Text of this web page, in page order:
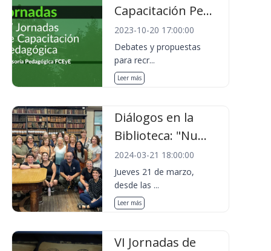
Capacitación Pe...
2023-10-20 17:00:00
Debates y propuestas
para recr...
Leer más
Diálogos en la
Biblioteca: "Nu...
2024-03-21 18:00:00
Jueves 21 de marzo,
desde las ...
Leer más
VI Jornadas de